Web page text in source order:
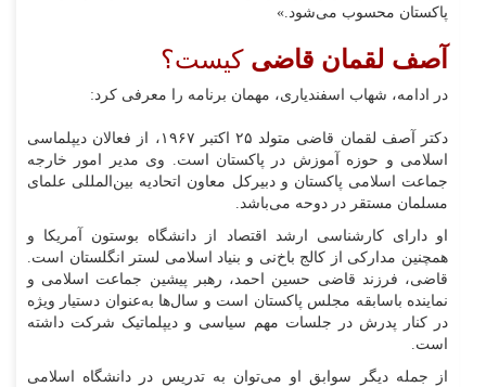
پاکستان محسوب می‌شود.»
آصف لقمان قاضی کیست؟
در ادامه، شهاب اسفندیاری، مهمان برنامه را معرفی کرد:
دکتر آصف لقمان قاضی متولد ۲۵ اکتبر ۱۹۶۷، از فعالان دیپلماسی
اسلامی و حوزه آموزش در پاکستان است. وی مدیر امور خارجه
جماعت اسلامی پاکستان و دبیرکل معاون اتحادیه بین‌المللی علمای
مسلمان مستقر در دوحه می‌باشد.
او دارای کارشناسی ارشد اقتصاد از دانشگاه بوستون آمریکا و
همچنین مدارکی از کالج باخ‌نی و بنیاد اسلامی لستر انگلستان است.
قاضی، فرزند قاضی حسین احمد، رهبر پیشین جماعت اسلامی و
نماینده باسابقه مجلس پاکستان است و سال‌ها به‌عنوان دستیار ویژه
در کنار پدرش در جلسات مهم سیاسی و دیپلماتیک شرکت داشته
است.
از جمله دیگر سوابق او می‌توان به تدریس در دانشگاه اسلامی